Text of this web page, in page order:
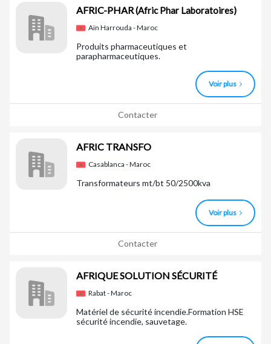
AFRIC-PHAR(Afric Phar Laboratoires)
Aïn Harrouda - Maroc
Produits pharmaceutiques et
parapharmaceutiques.
Voir plus
Contacter
AFRIC TRANSFO
Casablanca - Maroc
Transformateurs mt/bt 50/2500kva
Voir plus
Contacter
AFRIQUE SOLUTION SÉCURITÉ
Rabat - Maroc
Matériel de sécurité incendie.Formation HSE
sécurité incendie, sauvetage.